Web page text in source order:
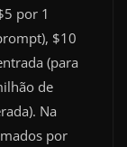
por 1
$10
(para
de
Na
por